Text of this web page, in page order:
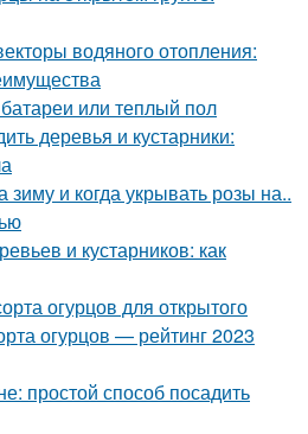
водяного отопления:
или теплый пол
деревья и кустарники:
зиму и когда укрывать розы на..
и кустарников: как
огурцов для открытого
огурцов — рейтинг 2023
простой способ посадить